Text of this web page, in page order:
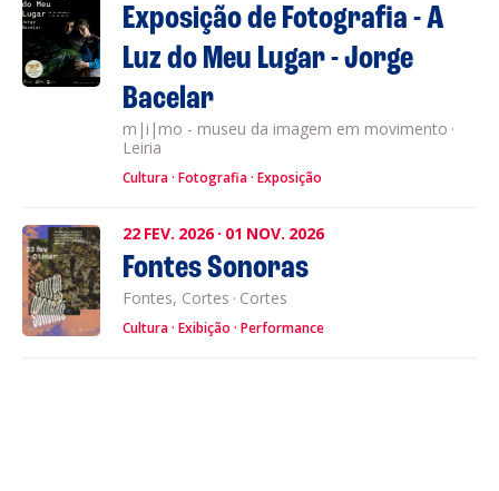
Exposição de Fotografia - A
Luz do Meu Lugar - Jorge
Bacelar
m|i|mo - museu da imagem em movimento ·
Leiria
Cultura Fotografia Exposição
22 FEV. 2026 · 01 NOV. 2026
Fontes Sonoras
Fontes, Cortes · Cortes
Cultura Exibição Performance